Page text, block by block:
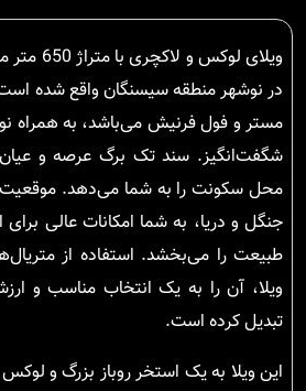
ویلای
مستر و فول فرنیش می‌باشد، به همراه
شگفت‌انگیز. سند تک برگ عرصه و عیان
محل سکونت را به شما می‌دهد. موقعیت
جنگل و دریا، به شما امکانات عالی
طبیعت را می‌بخشد. استفاده از
ویلا، آن را به یک انتخاب مناسب و
تبدیل کرده است.
این ویلا به یک استخر روباز بزرگ و